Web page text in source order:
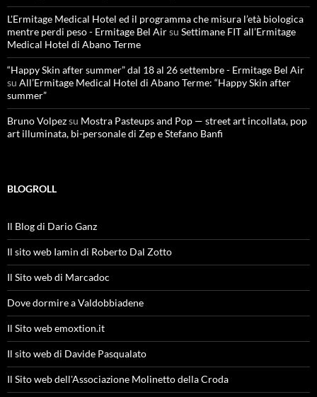
L'Ermitage Medical Hotel ed il programma che misura l’età biologica
mentre perdi peso - Ermitage Bel Airsu Settimane FIT all’Ermitage
Medical Hotel di Abano Terme
“Happy Skin after summer” dal 18 al 26 settembre - Ermitage Bel Air
su All’Ermitage Medical Hotel di Abano Terme: “Happy Skin after
summer”
Bruno Volpezsu Mostra Pasteups and Pop — street art incollata, pop
art illuminata, bi-personale di Zep e Stefano Banfi
BLOGROLL
Il Blog di Dario Ganz
Il sito web Iamin di Roberto Dal Zotto
Il Sito web di Marcadoc
Dove dormire a Valdobbiadene
Il Sito web emoxtion.it
Il sito web di Davide Pasqualato
Il Sito web dell'Associazione Molinetto della Croda